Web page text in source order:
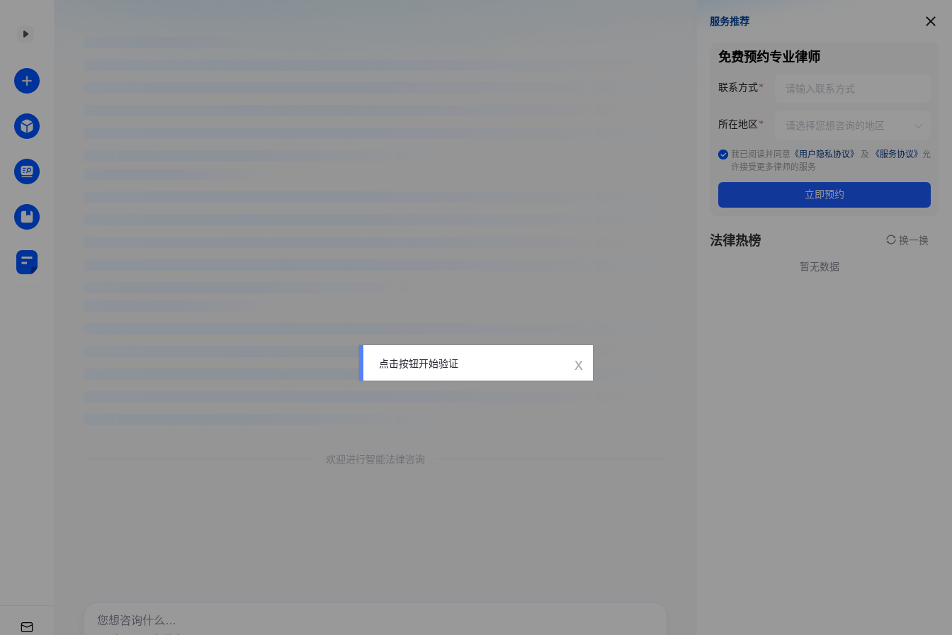
欢迎进行智能法律咨询
服务推荐
服务推荐
免费预约专业律师
联系方式
所在地区
我已阅读并同意 《用户隐私协议》 及 《服务协议》 允
许接受更多律师的服务
立即预约
法律热榜 换一换
暂无数据
点击按钮开始验证 x